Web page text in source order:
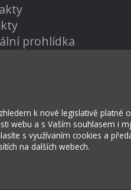
k nové legislativě platné
webu a s Vaším souhlasem i
s využívaním cookies a
na dalších webech.
prohlídka